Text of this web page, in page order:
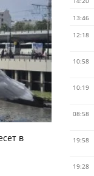
в
13:46
12:18
10:58
10:19
08:58
19:58
19:28